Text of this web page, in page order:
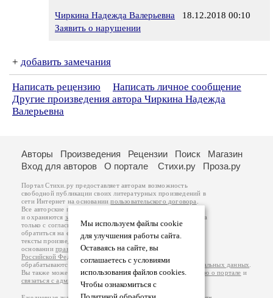
Чиркина Надежда Валерьевна 18.12.2018 00:10
Заявить о нарушении
+ добавить замечания
Написать рецензию
Написать личное сообщение
Другие произведения автора Чиркина Надежда
Валерьевна
Мы используем файлы cookie
для улучшения работы сайта.
Оставаясь на сайте, вы
соглашаетесь с условиями
использования файлов cookies.
Чтобы ознакомиться с
Авторы Произведения Рецензии Поиск
Магазин
Вход для авторов
О портале Стихи.ру Проза.ру
Портал Стихи.ру предоставляет авторам возможность
свободной публикации своих литературных произведений в
сети Интернет на основаниипользовательского договора
Все авторские права на произведения принадлежат авторам
и охраняются законом
. Перепечатка произведений возможна
только с согласия его автора, к которому вы можете
обратиться на его авторской странице. Ответственность за
тексты произведений авторы несут самостоятельно на
основанииправил публикацииизаконодательства
Российской Федерации
обрабатываются на основанииПолитики обработки персональных данных
Вы также можете посмотреть более подробнуюинформацию о портале и
связаться с администрацией